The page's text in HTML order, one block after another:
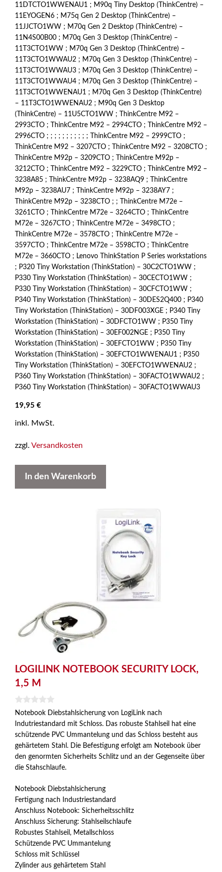
11DTCTO1WWENAU1 ; M90q Tiny Desktop (ThinkCentre) –
11EYOGEN6 ; M75q Gen 2 Desktop (ThinkCentre) –
11JJCTO1WW ; M70q Gen 2 Desktop (ThinkCentre) –
11N4S00B00 ; M70q Gen 3 Desktop (ThinkCentre) –
11T3CTO1WW ; M70q Gen 3 Desktop (ThinkCentre) –
11T3CTO1WWAU2 ; M70q Gen 3 Desktop (ThinkCentre) –
11T3CTO1WWAU3 ; M70q Gen 3 Desktop (ThinkCentre) –
11T3CTO1WWAU4 ; M70q Gen 3 Desktop (ThinkCentre) –
11T3CTO1WWENAU1 ; M70q Gen 3 Desktop (ThinkCentre)
– 11T3CTO1WWENAU2 ; M90q Gen 3 Desktop
(ThinkCentre) – 11U5CTO1WW ; ThinkCentre M92 –
2993CTO ; ThinkCentre M92 – 2994CTO ; ThinkCentre M92 –
2996CTO ; ; ; ; ; ; ; ; ; ; ; ThinkCentre M92 – 2999CTO ;
ThinkCentre M92 – 3207CTO ; ThinkCentre M92 – 3208CTO ;
ThinkCentre M92p – 3209CTO ; ThinkCentre M92p –
3212CTO ; ThinkCentre M92 – 3229CTO ; ThinkCentre M92 –
3238A85 ; ThinkCentre M92p – 3238AQ9 ; ThinkCentre
M92p – 3238AU7 ; ThinkCentre M92p – 3238AY7 ;
ThinkCentre M92p – 3238CTO ; ; ThinkCentre M72e –
3261CTO ; ThinkCentre M72e – 3264CTO ; ThinkCentre
M72e – 3267CTO ; ThinkCentre M72e – 3498CTO ;
ThinkCentre M72e – 3578CTO ; ThinkCentre M72e –
3597CTO ; ThinkCentre M72e – 3598CTO ; ThinkCentre
M72e – 3660CTO ; Lenovo ThinkStation P Series workstations
; P320 Tiny Workstation (ThinkStation) – 30C2CTO1WW ;
P330 Tiny Workstation (ThinkStation) – 30CECTO1WW ;
P330 Tiny Workstation (ThinkStation) – 30CFCTO1WW ;
P340 Tiny Workstation (ThinkStation) – 30DES2Q400 ; P340
Tiny Workstation (ThinkStation) – 30DF003XGE ; P340 Tiny
Workstation (ThinkStation) – 30DFCTO1WW ; P350 Tiny
Workstation (ThinkStation) – 30EF002NGE ; P350 Tiny
Workstation (ThinkStation) – 30EFCTO1WW ; P350 Tiny
Workstation (ThinkStation) – 30EFCTO1WWENAU1 ; P350
Tiny Workstation (ThinkStation) – 30EFCTO1WWENAU2 ;
P360 Tiny Workstation (ThinkStation) – 30FACTO1WWAU2 ;
P360 Tiny Workstation (ThinkStation) – 30FACTO1WWAU3
19,95 €
inkl. MwSt.
zzgl. Versandkosten
In den Warenkorb
LOGILINK NOTEBOOK SECURITY LOCK,
1,5 M
0
v
o
n
Notebook Diebstahlsicherung von LogiLink nach
Indutriestandard mit Schloss. Das robuste Stahlseil hat eine
schützende PVC Ummantelung und das Schloss besteht aus
gehärtetem Stahl. Die Befestigung erfolgt am Notebook über
den genormten Sicherheits Schlitz und an der Gegenseite über
die Stahschlaufe.
Notebook Diebstahlsicherung
Fertigung nach Industriestandard
Anschluss Notebook: Sicherheitsschlitz
Anschluss Sicherung: Stahlseilschlaufe
Robustes Stahlseil, Metallschloss
Schützende PVC Ummantelung
Schloss mit Schlüssel
Zylinder aus gehärtetem Stahl